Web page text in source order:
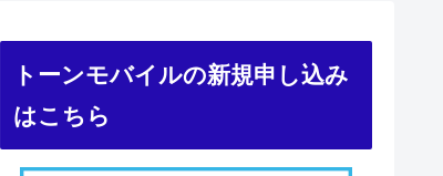
トーンモバイルの新規申し込み
はこちら